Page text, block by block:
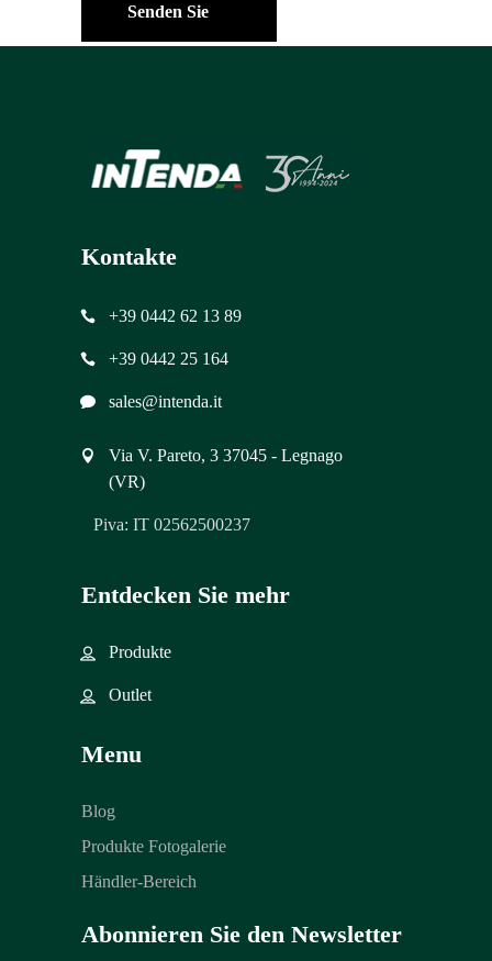
Senden Sie
Kontakte
+39 0442 62 13 89
+39 0442 25 164
sales@intenda.it
Via V. Pareto, 3 37045 - Legnago
(VR)
Piva: IT 02562500237
Entdecken Sie mehr
Produkte
Outlet
Menu
Blog
Produkte Fotogalerie
Händler-Bereich
Abonnieren Sie den Newsletter